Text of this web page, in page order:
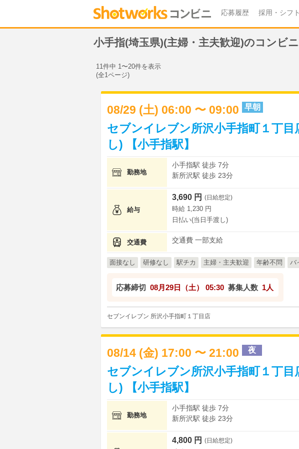
応募履歴 採用・シフト
小手指(埼玉県)(主婦・主夫歓迎)のコンビ
11件中 1〜20件を表示
(全1ページ)
08/29 (土) 06:00 〜 09:00 早朝
セブンイレブン所沢小手指町１丁
し) 【小手指駅】
勤務地
小手指駅 徒歩 7分
新所沢駅 徒歩 23分
給与
3,690 円 (日給想定)
時給 1,230 円
日払い(当日手渡し)
交通費 交通費 一部支給
面接なし 研修なし 駅チカ 主婦・主夫歓迎 年齢不問 バ
応募締切 08月29日（土） 05:30 募集人数 1人
セブンイレブン 所沢小手指町１丁目店
08/14 (金) 17:00 〜 21:00 夜
セブンイレブン所沢小手指町１丁
し) 【小手指駅】
勤務地
小手指駅 徒歩 7分
新所沢駅 徒歩 23分
4,800 円 (日給想定)